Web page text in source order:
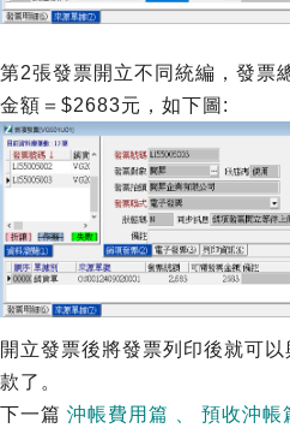
第2張發票開立不同統編，發票
金額＝$2683元，如下圖:
開立發票後將發票列印後就可
款了。
下一篇 沖帳費用篇 預收沖帳